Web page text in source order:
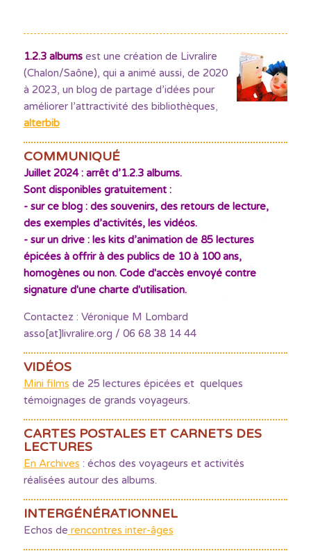
1.2.3 albumsest une création de Livralire
(Chalon/Saône), qui a animé aussi, de 2020
à 2023, un blog de partage d’idées pour
améliorer l’attractivité des bibliothèques,
alterbib
COMMUNIQUÉ
Juillet 2024 : arrêt d’1.2.3 albums.
Sont disponibles gratuitement :
- sur ce blog : des souvenirs, des retours de lecture,
des exemples d’activités, les vidéos.
- sur un drive : les kits d’animation de 85 lectures
épicées à offrir à des publics de 10 à 100 ans,
homogènes ou non. Code d'accès envoyé contre
signature d'une charte d'utilisation.
Contactez : Véronique M Lombard
asso[at]livralire.org / 06 68 38 14 44
VIDÉOS
Mini films de 25 lectures épicées et quelques
témoignages de grands voyageurs.
CARTES POSTALES ET CARNETS DES
LECTURES
En Archives : échos des voyageurs et activités
réalisées autour des albums.
INTERGÉNÉRATIONNEL
Echos de rencontres inter-âges